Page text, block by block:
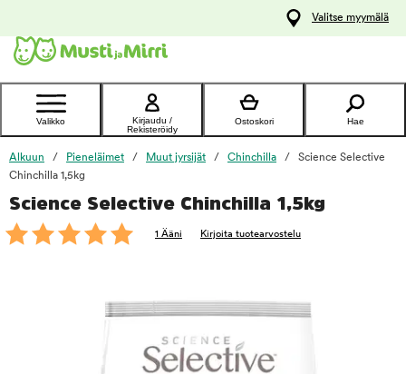
Ota yhteyttä
asiakaspalveluun
Valitse myymälä
Valikko
Kirjaudu /
Rekisteröidy
Ostoskori Hae
Alkuun Pieneläimet Muut jyrsijät Chinchilla
Science Selective
Chinchilla 1,5kg
Science Selective Chinchilla 1,5kg
1 Ääni Kirjoita tuotearvostelu
foo